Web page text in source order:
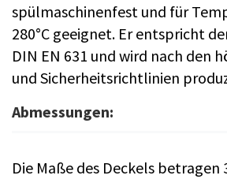
spülmaschinenfest und für
280°C geeignet. Er entspricht
DIN EN 631 und wird nach den
und Sicherheitsrichtlinien
Abmessungen:
Die Maße des Deckels betragen